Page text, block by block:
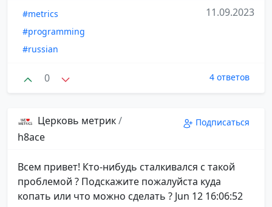
#metrics
#programming
#russian
11.09.2023
0 4 ответов
Церковь метрик/
h8ace
Подписаться
Всем привет! Кто-нибудь сталкивался с такой
проблемой ? Подскажите пожалуйста куда
копать или что можно сделать ? Jun 12 16:06:52